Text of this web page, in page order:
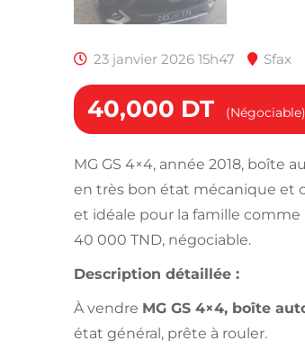
23 janvier 2026 15h47 Sfax
40,000 DT (Négociable)
MG GS 4×4, année 2018, boîte
en très bon état mécanique et
et idéale pour la famille
40 000 TND, négociable.
Description détaillée :
À vendre MG GS 4×4, boîte
état général, prête à rouler.